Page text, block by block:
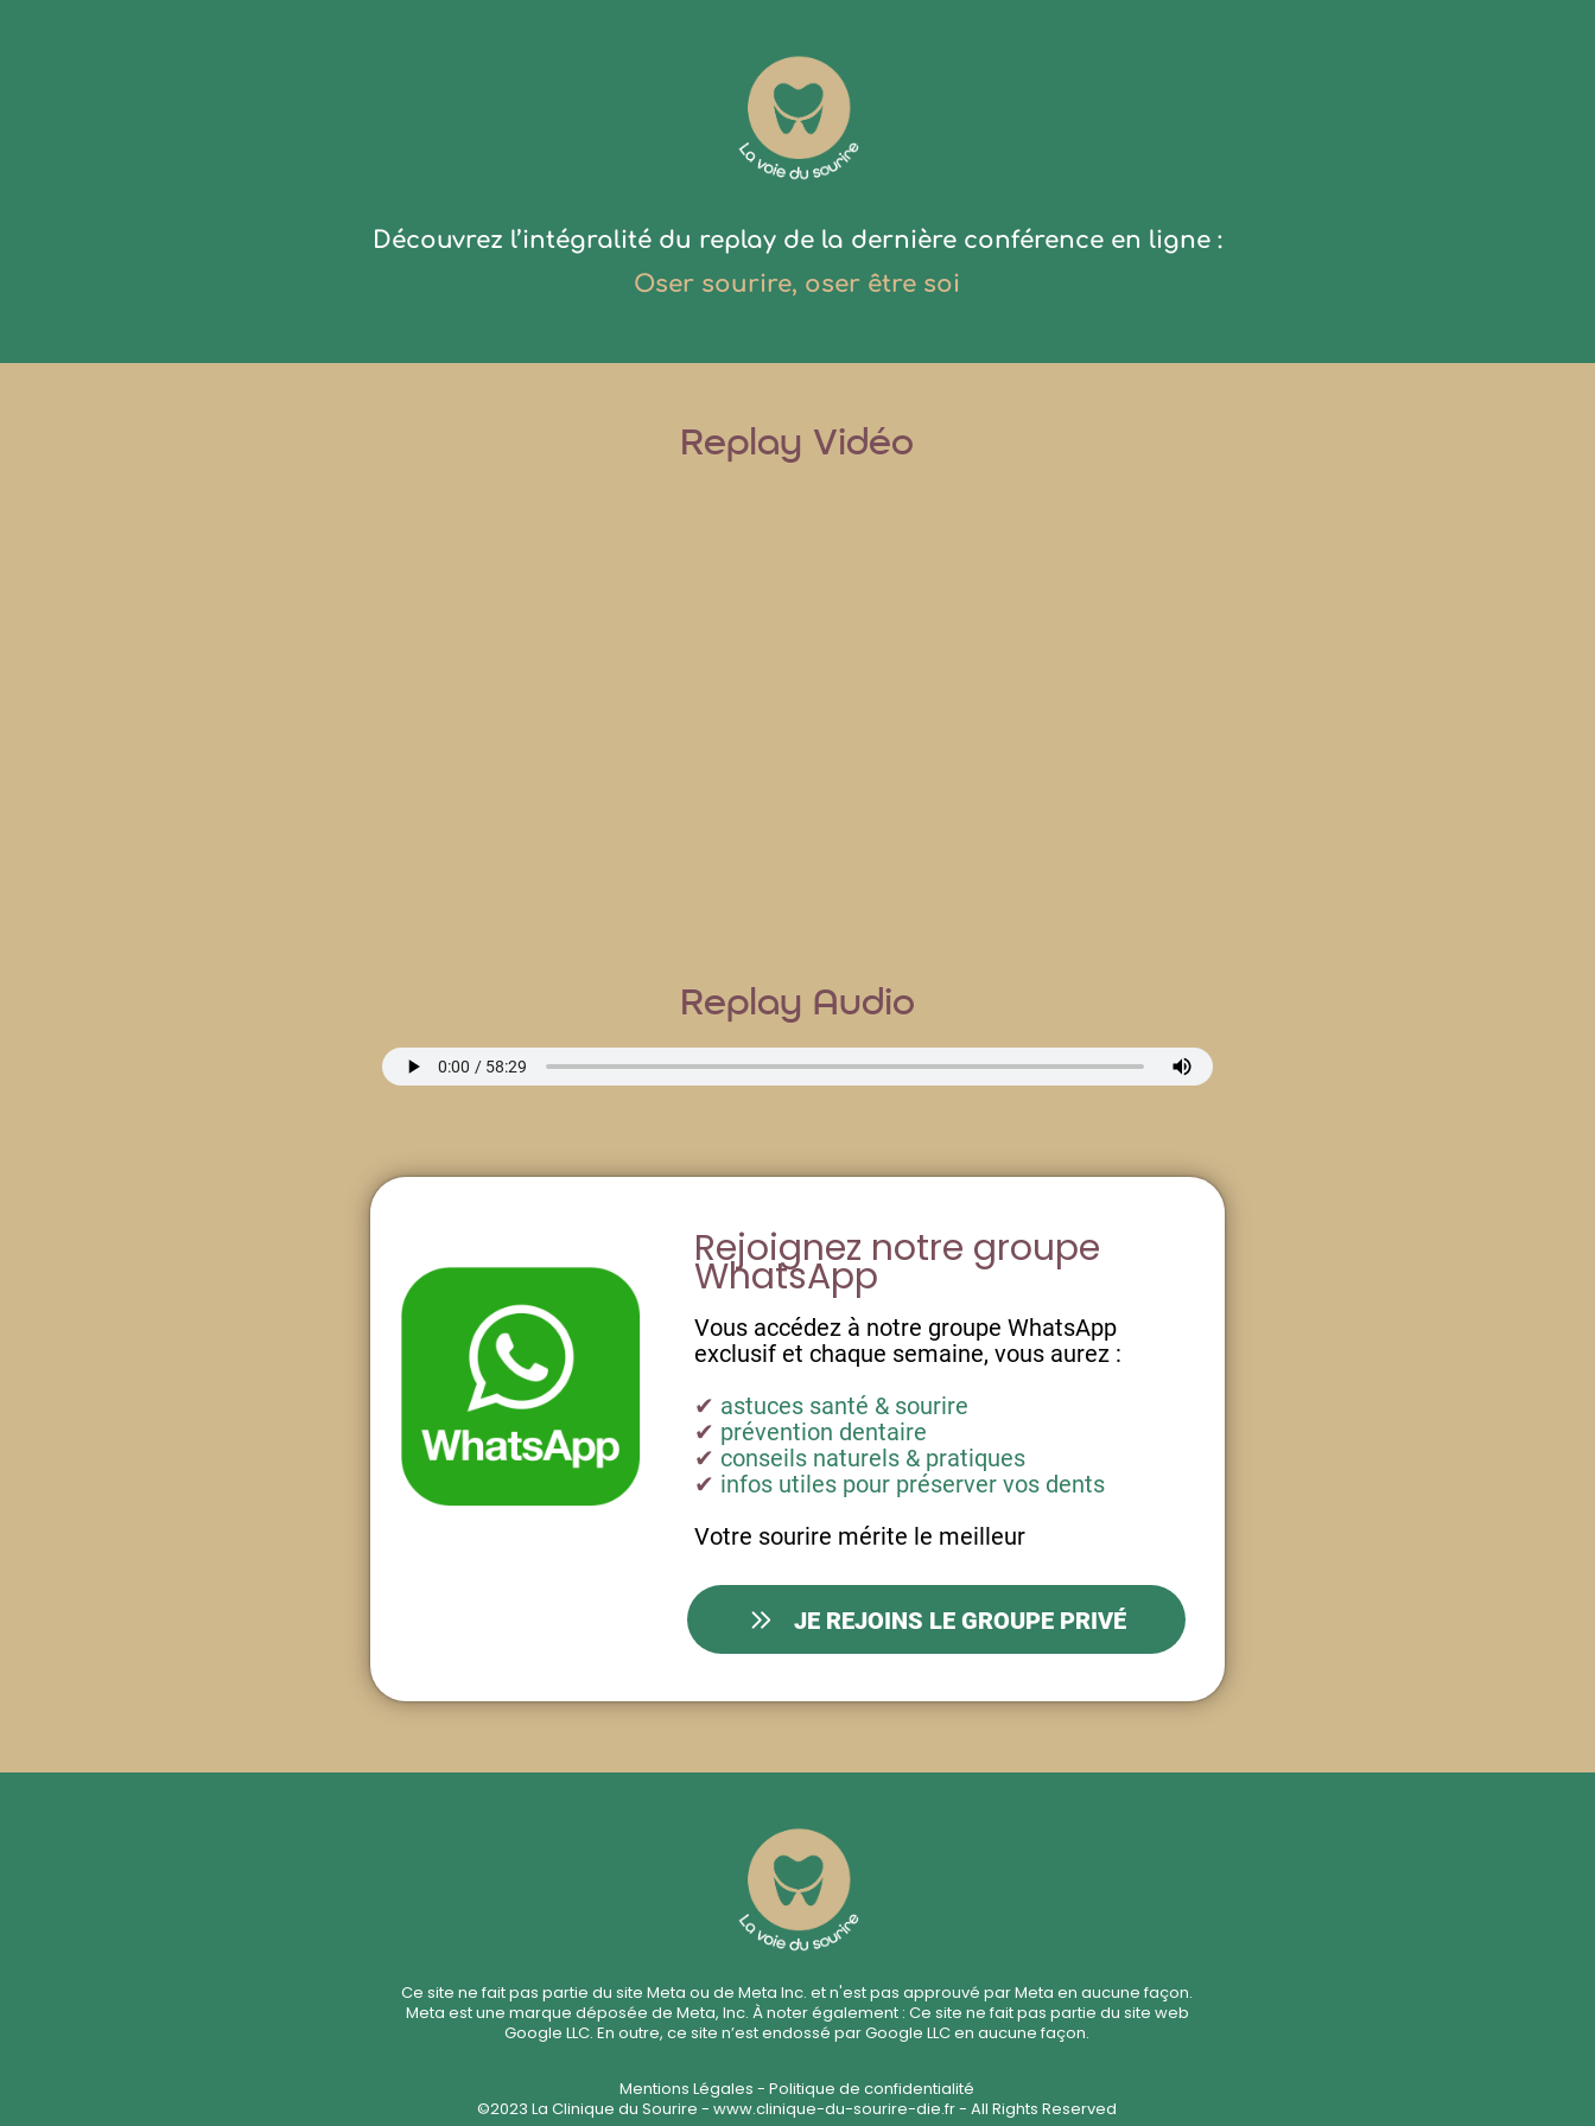
Découvrez l’intégralité du replay de la dernière conférence en ligne :
Oser sourire, oser être soi
Replay Vidéo
Replay Audio
Rejoignez notre groupe
WhatsApp
Vous accédez à notre groupe WhatsApp
exclusif et chaque semaine, vous aurez :
✔ astuces santé & sourire
✔ prévention dentaire
✔ conseils naturels & pratiques
✔ infos utiles pour préserver vos dents
Votre sourire mérite le meilleur
JE REJOINS LE GROUPE PRIVÉ
Ce site ne fait pas partie du site Meta ou de Meta Inc. et n'est pas approuvé par Meta en aucune façon.
Meta est une marque déposée de Meta, Inc. À noter également : Ce site ne fait pas partie du site web
Google LLC. En outre, ce site n’est endossé par Google LLC en aucune façon.
Mentions Légales - Politique de confidentialité
©2023 La Clinique du Sourire -www.clinique-du-sourire-die.fr- All Rights Reserved